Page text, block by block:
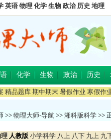
英语 物理 化学 生物 政治 历史 地理
化学 生物 政治 历史
精品题库 期中期末 暑假作业 寒假作
>> 物理大师-导航 >> 湘科版科学 >>
人教版 小学科学 八上 八下 九上 九